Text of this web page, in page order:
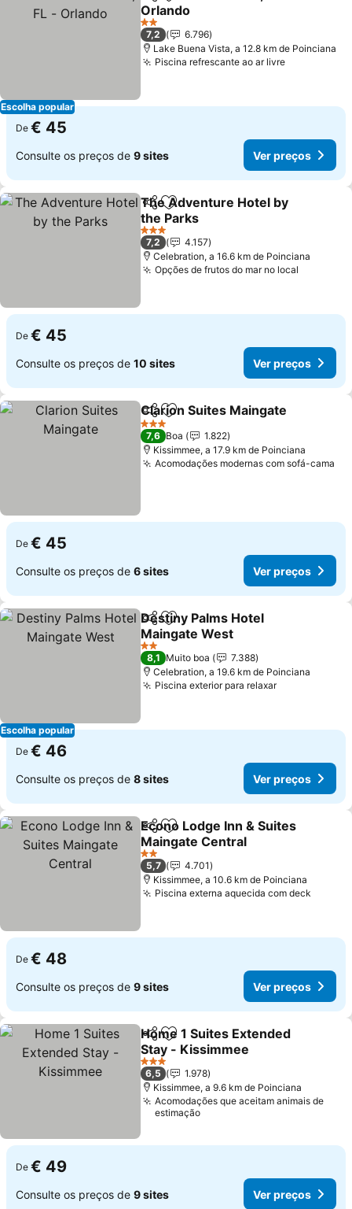
Escolha popular
Orlando
Ver preços
2 Estrelas
7,2
6.796
Lake Buena Vista, a 12.8 km de Poinciana
Piscina refrescante ao ar livreVer preços
De € 45
Consulte os preços de 9 sites Ver preços
PartilharAdicionar aos favoritos
The Adventure Hotel by
the Parks
Ver preços
3 Estrelas
7,2
4.157
Celebration, a 16.6 km de Poinciana
Opções de frutos do mar no local
De € 45
Consulte os preços de 10 sites Ver preços
PartilharAdicionar aos favoritos
Clarion Suites Maingate
3 Estrelas
7,6 Boa
1.822
Kissimmee, a 17.9 km de Poinciana
Acomodações modernas com sofá-cama
De € 45
Consulte os preços de 6 sites Ver preços
Escolha popular
PartilharAdicionar aos favoritos
Destiny Palms Hotel
Maingate West
Ver preços
2 Estrelas
8,1 Muito boa
7.388
Celebration, a 19.6 km de Poinciana
Piscina exterior para relaxarVer preços
De € 46
Consulte os preços de 8 sites Ver preços
PartilharAdicionar aos favoritos
Econo Lodge Inn & Suites
Maingate Central
Ver preços
2 Estrelas
5,7
4.701
Kissimmee, a 10.6 km de Poinciana
Piscina externa aquecida com deck
De € 48
Consulte os preços de 9 sites Ver preços
PartilharAdicionar aos favoritos
Home 1 Suites Extended
Stay - Kissimmee
Ver preços
3 Estrelas
6,5
1.978
Kissimmee, a 9.6 km de Poinciana
Acomodações que aceitam animais de
estimação
De € 49
Consulte os preços de 9 sites Ver preços